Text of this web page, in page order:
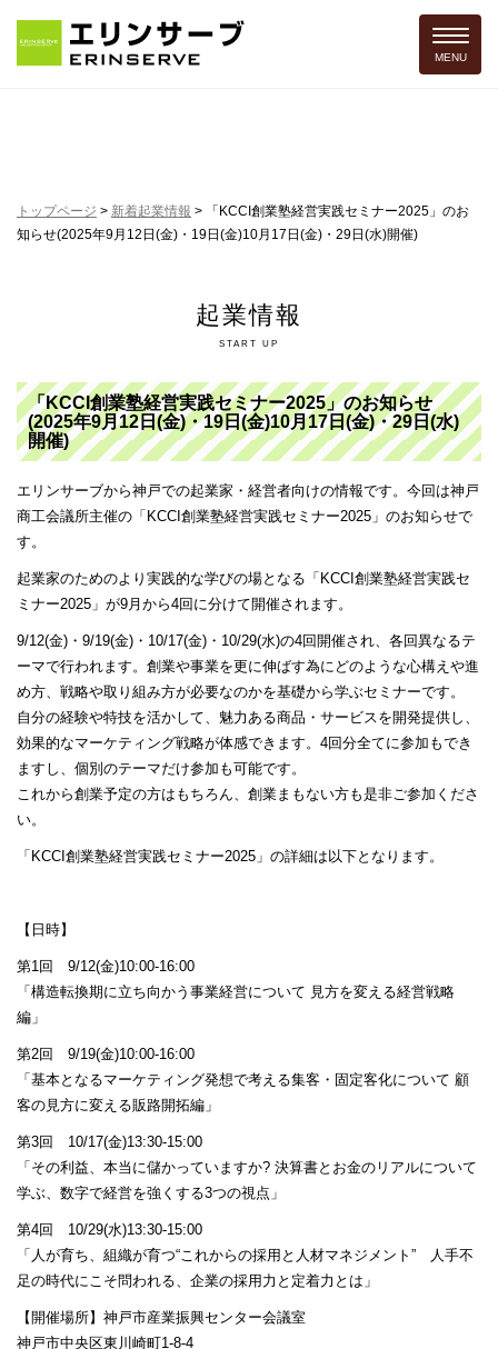
Toggle
MENU
トップページ > 新着起業情報 >
「KCCI創業塾経営実践セミナー2025」のお
知らせ(2025年9月12日(金)・19日(金)10月17日(金)・29日(水)開催)
起業情報
START UP
「KCCI創業塾経営実践セミナー2025」のお知らせ
(2025年9月12日(金)・19日(金)10月17日(金)・29日(水)
開催)
エリンサーブから神戸での起業家・経営者向けの情報です。今回は神戸
商工会議所主催の「KCCI創業塾経営実践セミナー2025」のお知らせで
す。
起業家のためのより実践的な学びの場となる「KCCI創業塾経営実践セ
ミナー2025」が9月から4回に分けて開催されます。
9/12(金)・9/19(金)・10/17(金)・10/29(水)の4回開催され、各回異なるテ
ーマで行われます。創業や事業を更に伸ばす為にどのような心構えや進
め方、戦略や取り組み方が必要なのかを基礎から学ぶセミナーです。
自分の経験や特技を活かして、魅力ある商品・サービスを開発提供し、
効果的なマーケティング戦略が体感できます。4回分全てに参加もでき
ますし、個別のテーマだけ参加も可能です。
これから創業予定の方はもちろん、創業まもない方も是非ご参加くださ
い。
「KCCI創業塾経営実践セミナー2025」の詳細は以下となります。
【日時】
第1回 9/12(金)10:00-16:00
「構造転換期に立ち向かう事業経営について 見方を変える経営戦略
編」
第2回 9/19(金)10:00-16:00
「基本となるマーケティング発想で考える集客・固定客化について 顧
客の見方に変える販路開拓編」
第3回 10/17(金)13:30-15:00
「その利益、本当に儲かっていますか? 決算書とお金のリアルについて
学ぶ、数字で経営を強くする3つの視点」
第4回 10/29(水)13:30-15:00
「人が育ち、組織が育つ“これからの採用と人材マネジメント” 人手不
足の時代にこそ問われる、企業の採用力と定着力とは」
【開催場所】神戸市産業振興センター会議室
神戸市中央区東川崎町1-8-4